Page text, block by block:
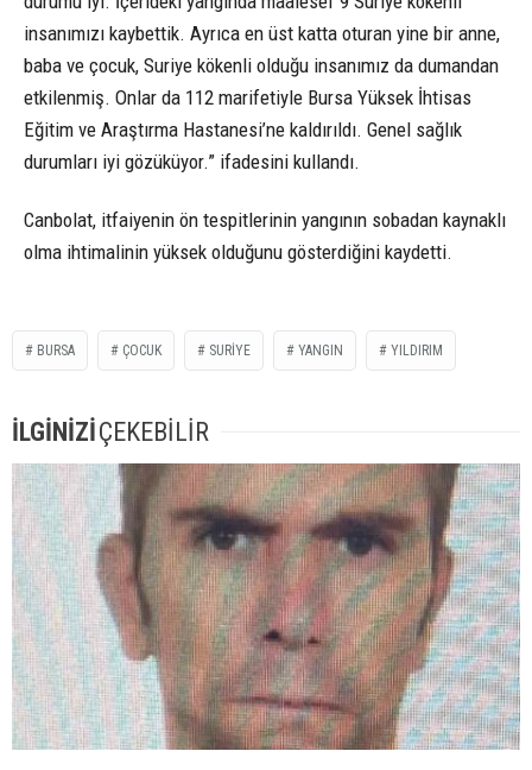
insanımızı kaybettik. Ayrıca en üst katta oturan yine bir anne,
baba ve çocuk, Suriye kökenli olduğu insanımız da dumandan
etkilenmiş. Onlar da 112 marifetiyle Bursa Yüksek İhtisas
Eğitim ve Araştırma Hastanesi’ne kaldırıldı. Genel sağlık
durumları iyi gözüküyor.” ifadesini kullandı.
Canbolat, itfaiyenin ön tespitlerinin yangının sobadan kaynaklı
olma ihtimalinin yüksek olduğunu gösterdiğini kaydetti.
BURSA ÇOCUK SURIYE YANGIN YILDIRIM
İLGİNİZİÇEKEBİLİR